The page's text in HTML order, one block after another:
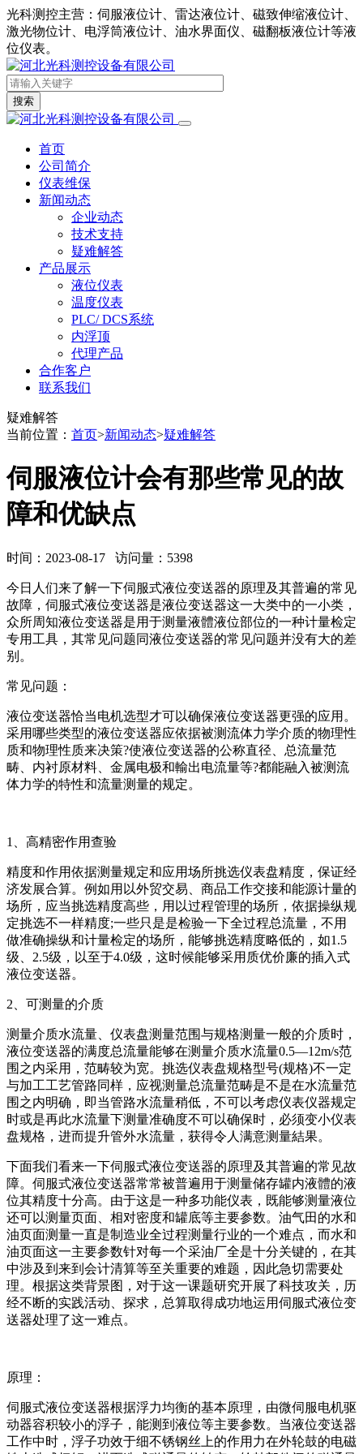
光科测控主营：伺服液位计、雷达液位计、磁致伸缩液位计、
激光物位计、电浮筒液位计、油水界面仪、磁翻板液位计等液
位仪表。
搜索
首页
公司简介
仪表维保
新闻动态
企业动态
技术支持
疑难解答
产品展示
液位仪表
温度仪表
PLC/ DCS系统
内浮顶
代理产品
合作客户
联系我们
疑难解答
当前位置： 首页>新闻动态>疑难解答
伺服液位计会有那些常见的故
障和优缺点
时间：2023-08-17 访问量：5398
今日人们来了解一下伺服式液位变送器的原理及其普遍的常见
故障，伺服式液位变送器是液位变送器这一大类中的一小类，
众所周知液位变送器是用于测量液體液位部位的一种计量检定
专用工具，其常见问题同液位变送器的常见问题并没有大的差
别。
常见问题：
液位变送器恰当电机选型才可以确保液位变送器更强的应用。
采用哪些类型的液位变送器应依据被测流体力学介质的物理性
质和物理性质来决策?使液位变送器的公称直径、总流量范
畴、内衬原材料、金属电极和輸出电流量等?都能融入被测流
体力学的特性和流量测量的规定。
1、高精密作用查验
精度和作用依据测量规定和应用场所挑选仪表盘精度，保证经
济发展合算。例如用以外贸交易、商品工作交接和能源计量的
场所，应当挑选精度高些，用以过程管理的场所，依据操纵规
定挑选不一样精度;一些只是是检验一下全过程总流量，不用
做准确操纵和计量检定的场所，能够挑选精度略低的，如1.5
级、2.5级，以至于4.0级，这时候能够采用质优价廉的插入式
液位变送器。
2、可测量的介质
测量介质水流量、仪表盘测量范围与规格测量一般的介质时，
液位变送器的满度总流量能够在测量介质水流量0.5—12m/s范
围之内采用，范畴较为宽。挑选仪表盘规格型号(规格)不一定
与加工工艺管路同样，应视测量总流量范畴是不是在水流量范
围之内明确，即当管路水流量稍低，不可以考虑仪表仪器规定
时或是再此水流量下测量准确度不可以确保时，必须变小仪表
盘规格，进而提升管外水流量，获得令人满意测量結果。
下面我们看来一下伺服式液位变送器的原理及其普遍的常见故
障。伺服式液位变送器常常被普遍用于测量储存罐内液體的液
位其精度十分高。由于这是一种多功能仪表，既能够测量液位
还可以测量页面、相对密度和罐底等主要参数。油气田的水和
油页面测量一直是制造业全过程测量行业的一个难点，而水和
油页面这一主要参数针对每一个采油厂全是十分关键的，在其
中涉及到来到会计清算等至关重要的难题，因此急切需要处
理。根据这类背景图，对于这一课题研究开展了科技攻关，历
经不断的实践活动、探求，总算取得成功地运用伺服式液位变
送器处理了这一难点。
原理：
伺服式液位变送器根据浮力均衡的基本原理，由微伺服电机驱
动器容积较小的浮子，能测到液位等主要参数。当液位变送器
工作中时，浮子功效于细不锈钢丝上的作用力在外轮鼓的电磁